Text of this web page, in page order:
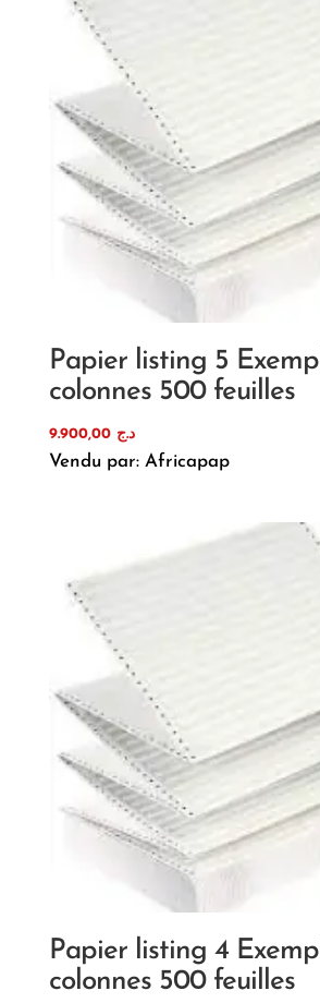
Papier listing 5
colonnes 500 feuilles
د.ج 9.900,00
Vendu par: Africapap
Papier listing 4
colonnes 500 feuilles